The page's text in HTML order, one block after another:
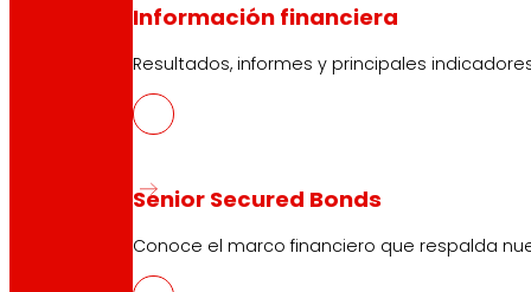
Información financiera
Resultados, informes y principales
Senior Secured Bonds
Conoce el marco financiero que respalda